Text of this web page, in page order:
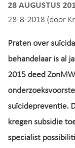
28 AUGUSTUS
28-8-2018 (door
Praten over
behandelaar is al
2015 deed
suïcidepreventie.
kregen subsidie
specialist